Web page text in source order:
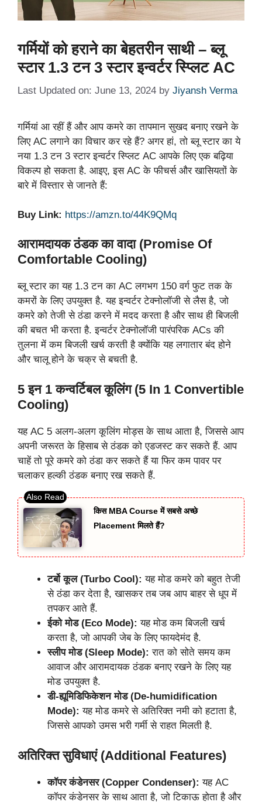
गर्मियों को हराने का बेहतरीन साथी – ब्लू
स्टार 1.3 टन 3 स्टार इन्वर्टर स्प्लिट AC
Last Updated on: June 13, 2024 by Jiyansh Verma
गर्मियां आ रहीं हैं और आप कमरे का तापमान सुखद बनाए रखने के
लिए AC लगाने का विचार कर रहे हैं? अगर हां, तो ब्लू स्टार का ये
नया 1.3 टन 3 स्टार इन्वर्टर स्प्लिट AC आपके लिए एक बढ़िया
विकल्प हो सकता है. आइए, इस AC के फीचर्स और खासियतों के
बारे में विस्तार से जानते हैं:
Buy Link: https://amzn.to/44K9QMq
आरामदायक ठंडक का वादा (Promise Of
Comfortable Cooling)
ब्लू स्टार का यह 1.3 टन का AC लगभग 150 वर्ग फुट तक के
कमरों के लिए उपयुक्त है. यह इन्वर्टर टेक्नोलॉजी से लैस है, जो
कमरे को तेजी से ठंडा करने में मदद करता है और साथ ही बिजली
की बचत भी करता है. इन्वर्टर टेक्नोलॉजी पारंपरिक ACs की
तुलना में कम बिजली खर्च करती है क्योंकि यह लगातार बंद होने
और चालू होने के चक्र से बचती है.
5 इन 1 कन्वर्टिबल कूलिंग (5 In 1 Convertible
Cooling)
यह AC 5 अलग-अलग कूलिंग मोड्स के साथ आता है, जिससे आप
अपनी जरूरत के हिसाब से ठंडक को एडजस्ट कर सकते हैं. आप
चाहें तो पूरे कमरे को ठंडा कर सकते हैं या फिर कम पावर पर
चलाकर हल्की ठंडक बनाए रख सकते हैं.
किस MBA Course में सबसे अच्छे
Placement मिलते हैं?
टर्बो कूल (Turbo Cool): यह मोड कमरे को बहुत तेजी
से ठंडा कर देता है, खासकर तब जब आप बाहर से धूप में
तपकर आते हैं.
ईको मोड (Eco Mode): यह मोड कम बिजली खर्च
करता है, जो आपकी जेब के लिए फायदेमंद है.
स्लीप मोड (Sleep Mode): रात को सोते समय कम
आवाज और आरामदायक ठंडक बनाए रखने के लिए यह
मोड उपयुक्त है.
डी-ह्यूमिडिफिकेशन मोड (De-humidification
Mode): यह मोड कमरे से अतिरिक्त नमी को हटाता है,
जिससे आपको उमस भरी गर्मी से राहत मिलती है.
अतिरिक्त सुविधाएं (Additional Features)
कॉपर कंडेनसर (Copper Condenser): यह AC
कॉपर कंडेनसर के साथ आता है, जो टिकाऊ होता है और